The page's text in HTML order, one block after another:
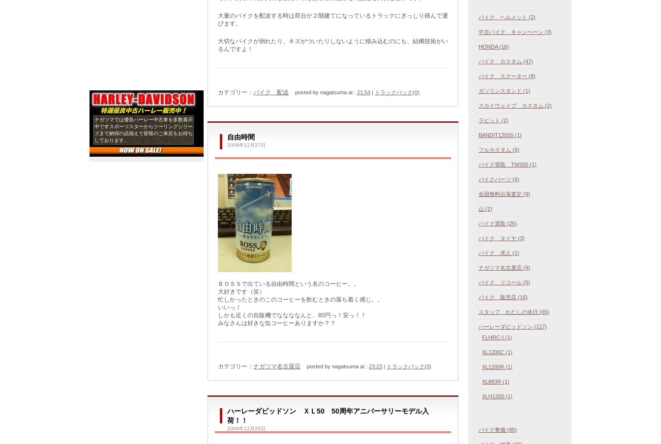
大量のバイクを配送する時は荷台が２階建てになっているトラックにぎっしり積んで運
びます。
大切なバイクが倒れたり、キズがついたりしないように積み込むのにも、結構技術がい
るんですよ！
カテゴリー： バイク 配送 posted by nagatsuma at : 21:54 | トラックバック(0)
自由時間
2009年12月27日
ＢＯＳＳで出ている自由時間という名のコーヒー。。
大好きです（笑）
忙しかったときのこのコーヒーを飲むときの落ち着く感じ。。
いいっ！
しかも近くの自販機でななななんと、80円っ！安っ！！
みなさんは好きな缶コーヒーありますか？？
カテゴリー： ナガツマ名古屋店 posted by nagatsuma at : 23:23 | トラックバック(0)
ハーレーダビッドソン ＸＬ50 50周年アニバーサリーモデル入
荷！！
2009年12月26日
バイク ヘルメット (2)
中古バイク キャンペーン (3)
HONDA (16)
バイク カスタム (47)
バイク スクーター (8)
ガソリンスタンド (1)
スカイウェイブ カスタム (2)
ラビット (2)
BANDIT1200S (1)
フルカスタム (5)
バイク買取 TW200 (1)
バイクパーツ (6)
全国無料出張査定 (9)
山 (2)
バイク買取 (25)
バイク タイヤ (3)
バイク 求人 (1)
ナガツマ名古屋店 (9)
バイク リコール (5)
バイク 販売店 (16)
スタッフ わたしの休日 (65)
ハーレーダビッドソン (117)
FLHRC-I (1)
XL1200C (1)
XL1200R (1)
XL883R (1)
XLH1200 (1)
バイク整備 (85)
ナガツマでは優良ハーレー中古車を多数展示
中ですスポーツスターからツーリングシリー
ズまで納得の品揃えで皆様のご来店をお待ち
しております。